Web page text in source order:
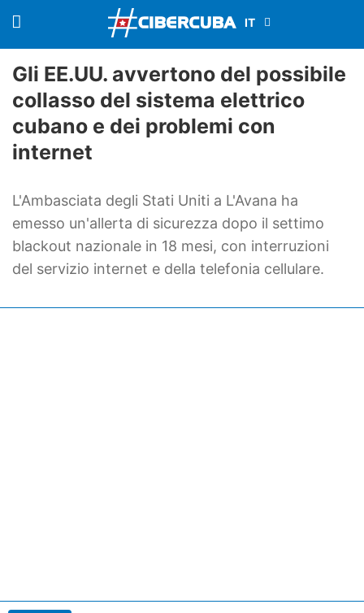
Gli EE.UU. avvertono del possibile
collasso del sistema elettrico
cubano e dei problemi con
internet
L'Ambasciata degli Stati Uniti a L'Avana ha
emesso un'allerta di sicurezza dopo il settimo
blackout nazionale in 18 mesi, con interruzioni
del servizio internet e della telefonia cellulare.